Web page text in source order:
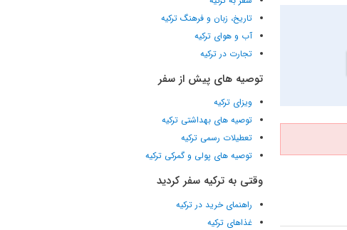
تاریخ، زبان و فرهنگ ترکیه
آب و هوای ترکیه
تجارت در ترکیه
توصیه های پیش از سفر
ویزای ترکیه
توصیه های بهداشتی ترکیه
تعطیلات رسمی ترکیه
توصیه های پولی و گمرکی ترکیه
وقتی به ترکیه سفر کردید
راهنمای خرید در ترکیه
غذاهای ترکیه